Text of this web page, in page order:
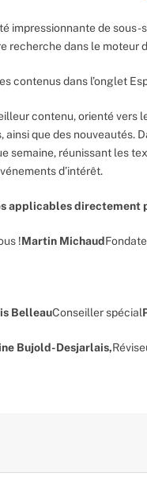
impressionnante de
recherche dans le moteur
contenus dans l’onglet
contenu, orienté vers
ainsi que des nouveautés.
semaine, réunissant les
d’intérêt.
applicables directement
!Martin Michaud
BelleauConseiller spécial
Bujold-Desjarlais,